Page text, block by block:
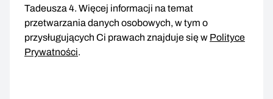
Tadeusza 4. Więcej informacji na temat
przetwarzania danych osobowych, w tym o
przysługujących Ci prawach znajduje się w Polityce
Prywatności.